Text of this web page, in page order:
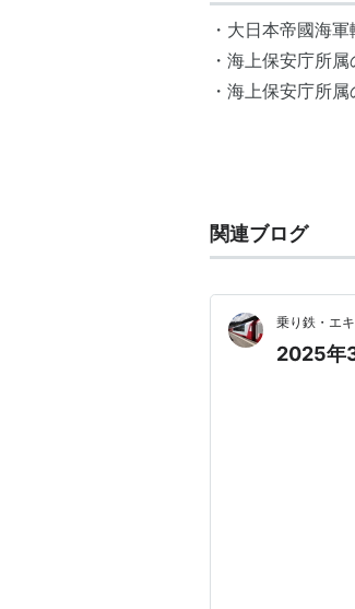
・大日本帝國海
・海上保安庁所
・海上保安庁所
隻。ソ連が突然一
当初、千島列島
争では占領後の
昭和54年に第一
南極観測船と
関連ブログ
乗り鉄・エ
2025年